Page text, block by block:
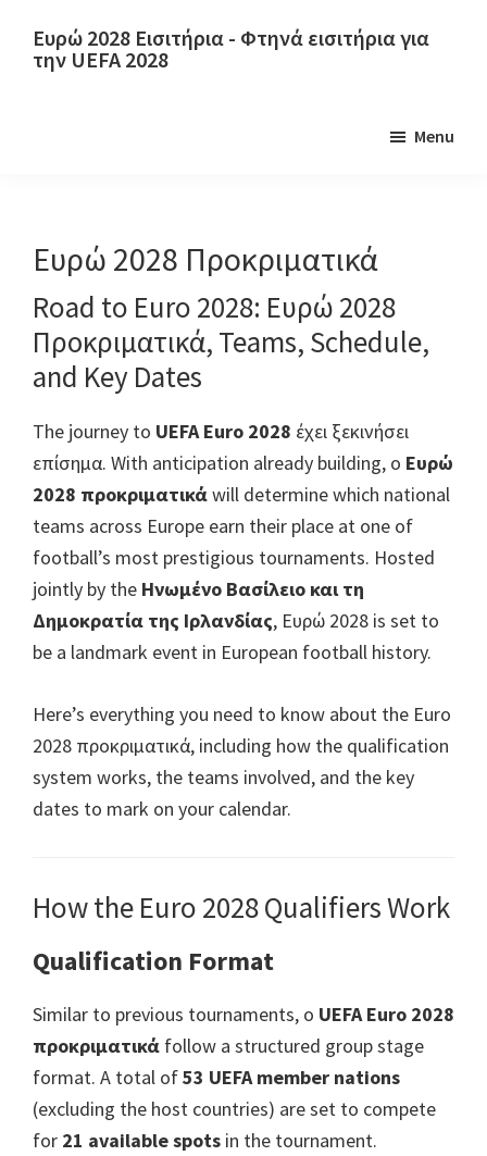
στηνΕυρώ 2028 Εισιτήρια - Φτηνά εισιτήρια για
την UEFA 2028
Εισιτήρια
Ευρωπαϊκού
Πρωταθλήματος
Ποδοσφαίρου
UEFA,
Γουέμπλεϊ
του
Λονδίνου,
Μάντσεστερ,
Κάρντιφ,
Villa
Park
Menu
Ευρώ 2028 Προκριματικά
Road to Euro 2028: Ευρώ 2028
Προκριματικά, Teams, Schedule,
and Key Dates
The journey to UEFA Euro 2028 έχει ξεκινήσει
επίσημα. With anticipation already building, ο Ευρώ
2028 προκριματικάwill determine which national
teams across Europe earn their place at one of
football’s most prestigious tournaments. Hosted
jointly by the Ηνωμένο Βασίλειο και τη
Δημοκρατία της Ιρλανδίας, Ευρώ 2028 is set to
be a landmark event in European football history.
Here’s everything you need to know about the Euro
2028 προκριματικά, including how the qualification
system works, the teams involved, and the key
dates to mark on your calendar.
How the Euro 2028Qualifiers Work
Qualification Format
Similar to previous tournaments, ο UEFA Euro 2028
προκριματικά follow a structured group stage
format. A total of53 UEFA member nations
(excluding the host countries) are set to compete
for 21 available spots in the tournament.